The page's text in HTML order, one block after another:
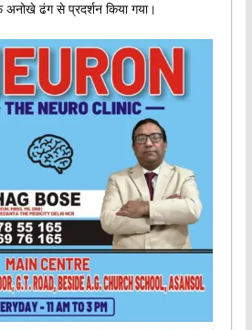
अनोखे ढंग से प्रदर्शन किया गया।